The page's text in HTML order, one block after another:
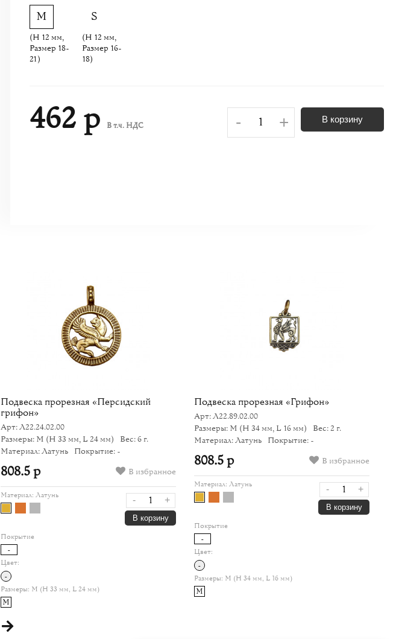
(H 12 мм,
Размер 18-
21)
(H 12 мм,
Размер 16-
18)
462 р В т.ч. НДС - + В корзину
Подвеска прорезная «Персидский
грифон»
Арт: Л22.24.02.00
Размеры: M (H 33 мм, L 24 мм)
Вес: 6 г.
Материал: Латунь
Покрытие: -
В избранное
808.5 р
Материал: Латунь - +
В корзину
Покрытие
-
Цвет:
-
Размеры: M (H 33 мм, L 24 мм)
M
Подвеска прорезная «Грифон»
Арт: Л22.89.02.00
Размеры: M (H 34 мм, L 16 мм)
Вес: 2 г.
Материал: Латунь
Покрытие: -
В избранное
808.5 р
Материал: Латунь - +
В корзину
Покрытие
-
Цвет:
-
Размеры: M (H 34 мм, L 16 мм)
M